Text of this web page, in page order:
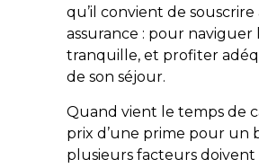
qu’il convient de souscrire
assurance : pour naviguer
tranquille, et profiter
de son séjour.
Quand vient le temps de
prix d’une prime pour un
plusieurs facteurs doivent